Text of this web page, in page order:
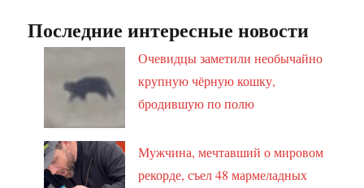
Последние интересные новости
Очевидцы заметили необычайно
крупную чёрную кошку,
бродившую по полю
Мужчина, мечтавший о мировом
рекорде, съел 48 мармеладных